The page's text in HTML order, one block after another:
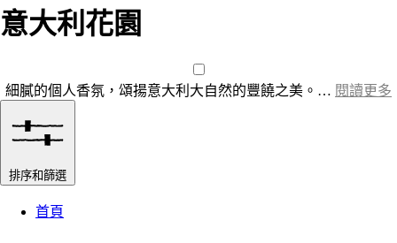
意大利花園
細膩的個人香氛，頌揚意大利大自然的豐饒之美。… 閱讀更多
排序和篩選
首頁